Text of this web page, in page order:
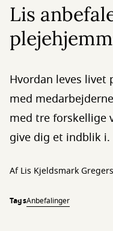
Lis
Hvordan leves livet
med
med tre forskellige
give dig et indblik i.
Af Lis Kjeldsmark
TagsAnbefalinger